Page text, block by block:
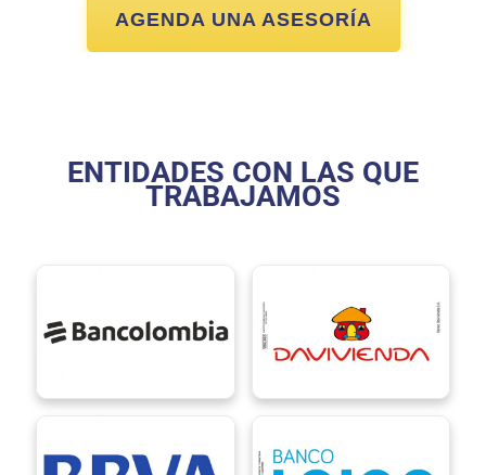
AGENDA UNA ASESORÍA
ENTIDADES CON LAS QUE
TRABAJAMOS